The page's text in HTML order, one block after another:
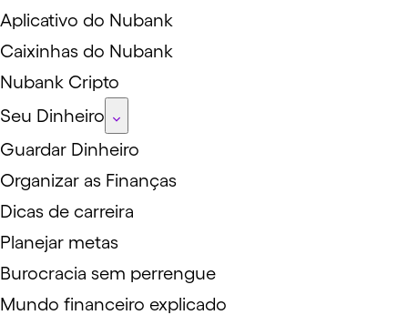
Aplicativo do Nubank
Caixinhas do Nubank
Nubank Cripto
Seu Dinheiro
Guardar Dinheiro
Organizar as Finanças
Dicas de carreira
Planejar metas
Burocracia sem perrengue
Mundo financeiro explicado